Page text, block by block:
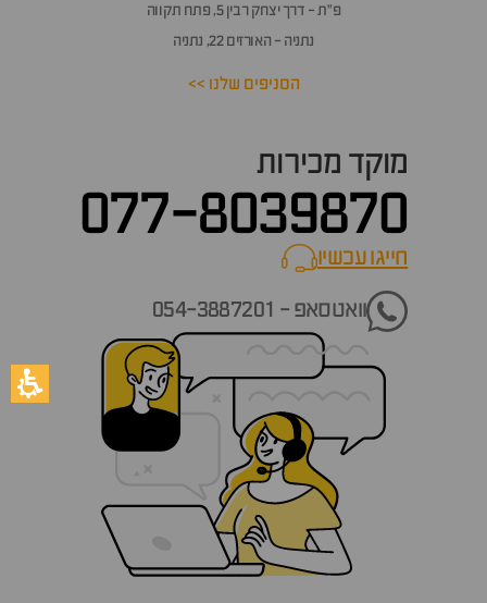
פ״ת - דרך יצחק רבין 5, פתח תקווה
נתניה - האורזים 22, נתניה
הסניפים שלנו >>
מוקד מכירות
077-8039870
חייגו עכשיוcall now
וואטסאפ - 054-3887201